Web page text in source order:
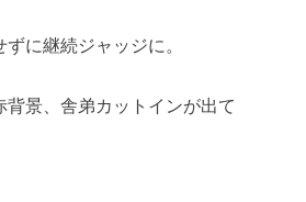
に継続ジャッジに。
背景、舎弟カットインが出て